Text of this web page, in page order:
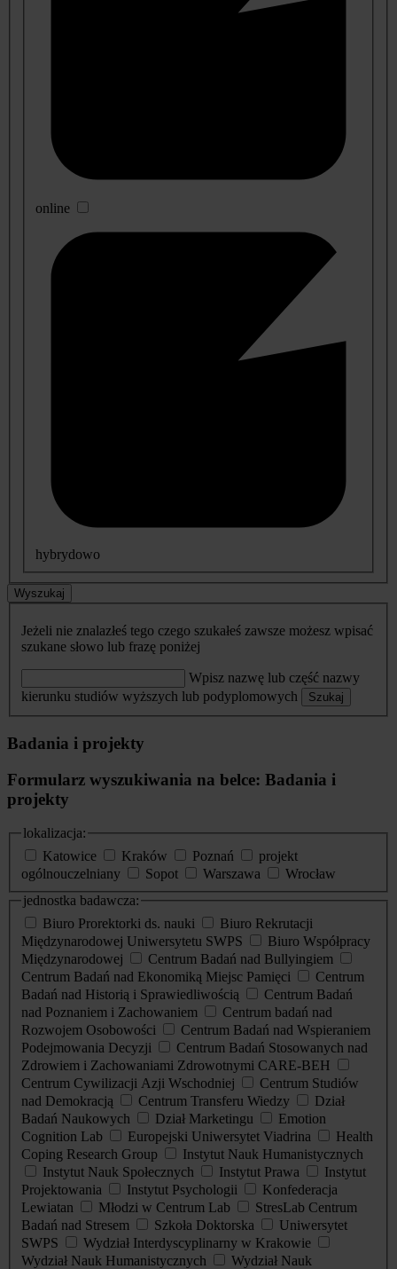
online
hybrydowo
Wyszukaj
Jeżeli nie znalazłeś tego czego szukałeś zawsze możesz wpisać
szukane słowo lub frazę poniżej
Wpisz nazwę lub część nazwy
kierunku studiów wyższych lub podyplomowych
Szukaj
Badania i projekty
Formularz wyszukiwania na belce: Badania i
projekty
lokalizacja:
Katowice
Kraków Poznań
projekt
ogólnouczelniany
Sopot Warszawa
Wrocław
jednostka badawcza:
Biuro Prorektorki ds. nauki
Biuro Rekrutacji
Międzynarodowej Uniwersytetu SWPS
Biuro Współpracy
Międzynarodowej
Centrum Badań nad Bullyingiem
Centrum Badań nad Ekonomiką Miejsc Pamięci
Centrum
Badań nad Historią i Sprawiedliwością
Centrum Badań
nad Poznaniem i Zachowaniem
Centrum badań nad
Rozwojem Osobowości
Centrum Badań nad Wspieraniem
Podejmowania Decyzji
Centrum Badań Stosowanych nad
Zdrowiem i Zachowaniami Zdrowotnymi CARE-BEH
Centrum Cywilizacji Azji Wschodniej
Centrum Studiów
nad Demokracją
Centrum Transferu Wiedzy
Dział
Badań Naukowych
Dział Marketingu
Emotion
Cognition Lab
Europejski Uniwersytet Viadrina
Health
Coping Research Group
Instytut Nauk Humanistycznych
Instytut Nauk Społecznych
Instytut Prawa
Instytut
Projektowania
Instytut Psychologii
Konfederacja
Lewiatan
Młodzi w Centrum Lab
StresLab Centrum
Badań nad Stresem
Szkoła Doktorska
Uniwersytet
SWPS
Wydział Interdyscyplinarny w Krakowie
Wydział Nauk Humanistycznych
Wydział Nauk